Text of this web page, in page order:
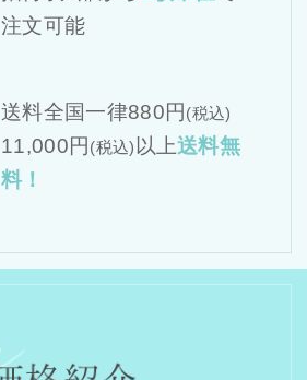
注文可能
送料全国一律880円 (税込)
11,000円 (税込) 以上送料無
料！